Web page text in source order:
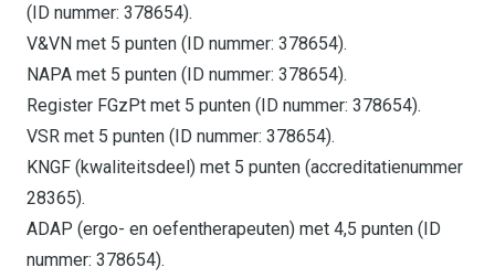
(ID nummer: 378654).
V&VN met 5 punten (ID nummer: 378654).
NAPA met 5 punten (ID nummer: 378654).
Register FGzPt met 5 punten (ID nummer: 378654).
VSR met 5 punten (ID nummer: 378654).
KNGF (kwaliteitsdeel) met 5 punten (accreditatienummer
28365).
ADAP (ergo- en oefentherapeuten) met 4,5 punten (ID
nummer: 378654).